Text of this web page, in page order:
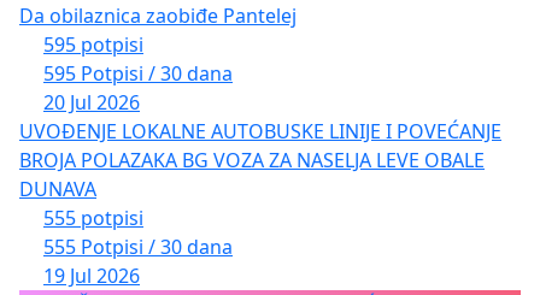
Da obilaznica zaobiđe Pantelej
595 potpisi
595 Potpisi / 30 dana
20 Jul 2026
UVOĐENJE LOKALNE AUTOBUSKE LINIJE I POVEĆANJE
BROJA POLAZAKA BG VOZA ZA NASELJA LEVE OBALE
DUNAVA
555 potpisi
555 Potpisi / 30 dana
19 Jul 2026